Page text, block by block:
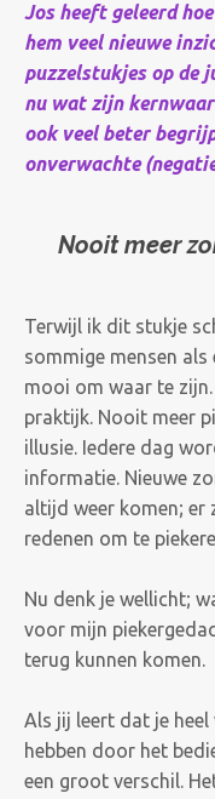
Jos heeft geleerd
hem veel nieuwe
puzzelstukjes op de
nu wat zijn
ook veel beter
onverwachte
Nooit meer
Terwijl ik dit stukje
sommige mensen als
mooi om waar te
praktijk. Nooit meer
illusie. Iedere dag
informatie. Nieuwe
altijd weer komen; er
redenen om te
Nu denk je wellicht;
voor mijn
terug kunnen komen.
Als jij leert dat je
hebben door het
een groot verschil.